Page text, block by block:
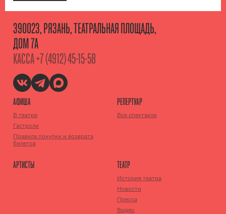
390023, РЯЗАНЬ, ТЕАТРАЛЬНАЯ ПЛОЩАДЬ,
ДОМ 7А
КАССА+7 (4912) 45-15-58
АФИША
В театре
Гастроли
Правила покупки и возврата
билетов
РЕПЕРТУАР
Все спектакли
АРТИСТЫ ТЕАТР
История театра
Новости
Пресса
Видео